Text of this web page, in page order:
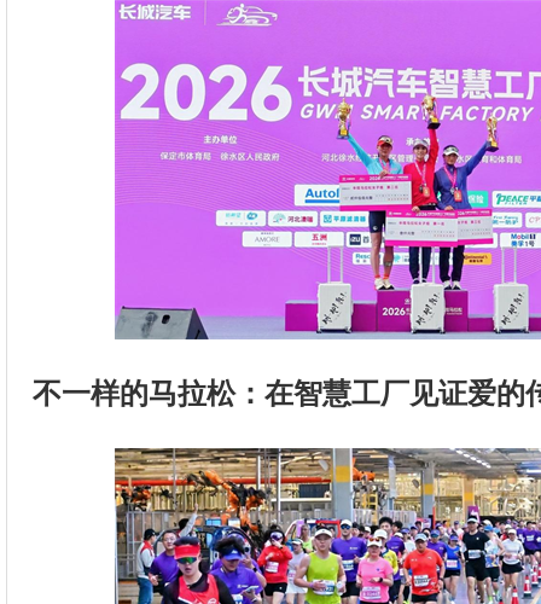
不一样的马拉松：在智慧工厂见证爱的